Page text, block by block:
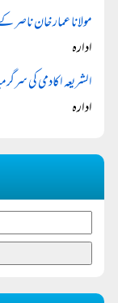
مولانا عمار خان
ادارہ
الشریعہ اکادمی کی
ادارہ